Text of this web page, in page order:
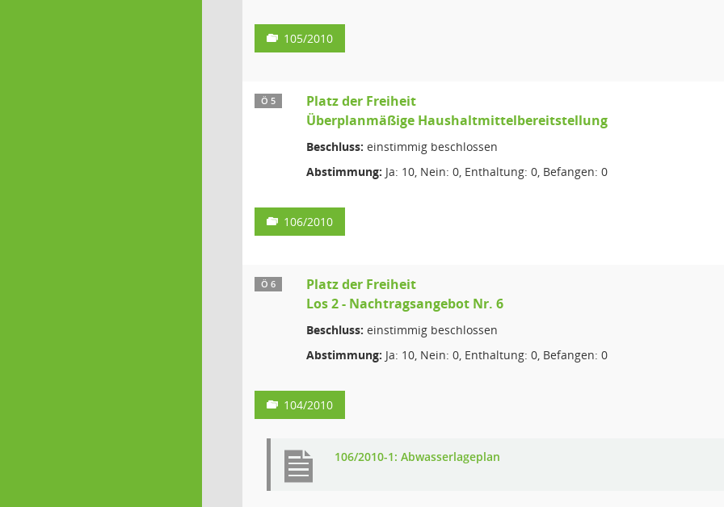
105/2010
Ö 5
Platz der Freiheit
Überplanmäßige Haushaltmittelbereitstellung
Beschluss: einstimmig beschlossen
Abstimmung: Ja: 10, Nein: 0, Enthaltung: 0, Befangen: 0
106/2010
Ö 6
Platz der Freiheit
Los 2 - Nachtragsangebot Nr. 6
Beschluss: einstimmig beschlossen
Abstimmung: Ja: 10, Nein: 0, Enthaltung: 0, Befangen: 0
104/2010
106/2010-1: Abwasserlageplan